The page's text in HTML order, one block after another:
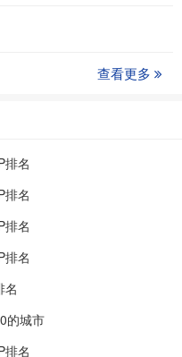
查看更多
排名
排名
排名
排名
名
的城市
排名